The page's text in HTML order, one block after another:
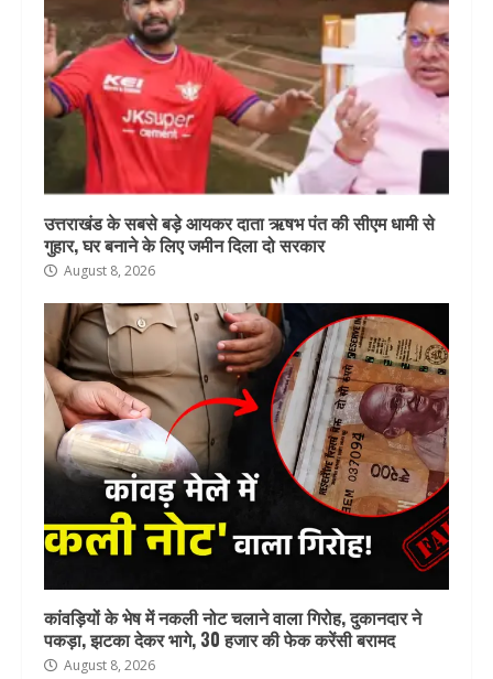
उत्तराखंड के सबसे बड़े आयकर दाता ऋषभ पंत की सीएम धामी से
गुहार, घर बनाने के लिए जमीन दिला दो सरकार
August 8, 2026
कांवड़ियों के भेष में नकली नोट चलाने वाला गिरोह, दुकानदार ने
पकड़ा, झटका देकर भागे, 30 हजार की फेक करेंसी बरामद
August 8, 2026